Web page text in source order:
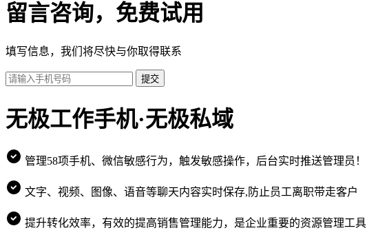
留言咨询，免费试用
填写信息，我们将尽快与你取得联系
提交
无极工作手机·无极私域
管理58项手机、微信敏感行为，触发敏感操作，后台实时推送管理员！
文字、视频、图像、语音等聊天内容实时保存,防止员工离职带走客户
提升转化效率，有效的提高销售管理能力，是企业重要的资源管理工具